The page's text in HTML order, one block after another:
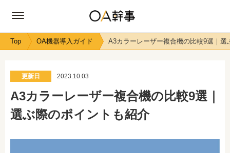
Top OA機器導入ガイド A3カラーレーザー複合機の比較9選｜選
更新日 2023.10.03
A3カラーレーザー複合機の比較9選｜
選ぶ際のポイントも紹介